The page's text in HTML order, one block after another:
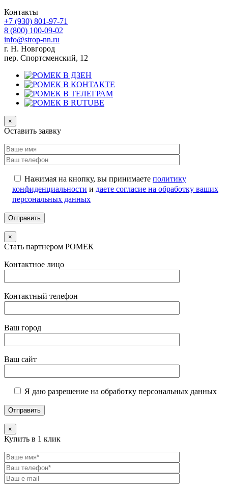
Контакты
+7 (930) 801-97-71
8 (800) 100-09-02
info@strop-nn.ru
г. Н. Новгород
пер. Спортсменский, 12
×
Оставить заявку
Нажимая на кнопку, вы принимаете политику
конфиденциальности и даете согласие на обработку ваших
персональных данных
×
Стать партнером РОМЕК
Контактное лицо
Контактный телефон
Ваш город
Ваш сайт
Я даю разрешение на обработку персональных данных
×
Купить в 1 клик